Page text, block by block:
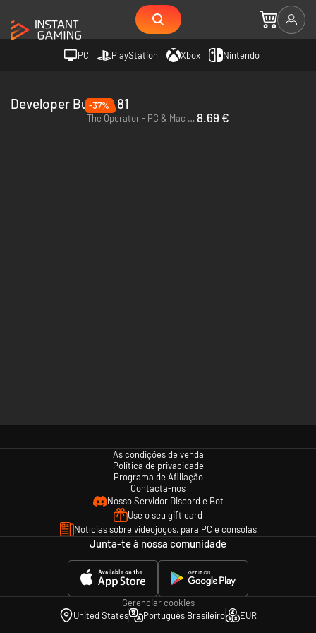
PC PlayStation Xbox Nintendo
Developer Bureau 81
-37%
The Operator - PC & Mac (Steam) 8.69 €
As condições de venda
Política de privacidade
Programa de Afiliação
Contacta-nos
Nosso Servidor Discord e Bot
Use o seu gift card
Notícias sobre videojogos, para PC e consolas
Junta-te à nossa comunidade
Gerenciar cookies
United States
Português Brasileiro EUR